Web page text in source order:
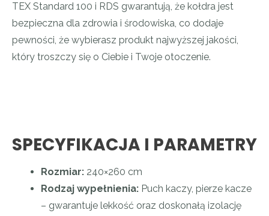
TEX Standard 100 i RDS gwarantują, że kołdra jest
bezpieczna dla zdrowia i środowiska, co dodaje
pewności, że wybierasz produkt najwyższej jakości,
który troszczy się o Ciebie i Twoje otoczenie.
SPECYFIKACJA I PARAMETRY
Rozmiar: 240×260 cm
Rodzaj wypełnienia: Puch kaczy, pierze kacze
– gwarantuje lekkość oraz doskonałą izolację